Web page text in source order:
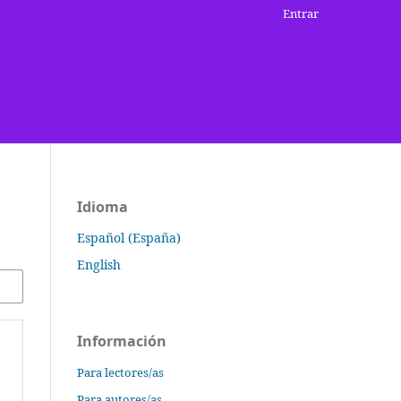
Entrar
Idioma
Español (España)
English
Información
Para lectores/as